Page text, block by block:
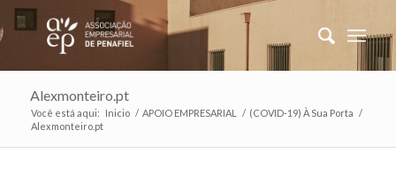
Alexmonteiro.pt
Você está aqui: Inicio / APOIO EMPRESARIAL / (COVID-19) À Sua Porta /
Alexmonteiro.pt